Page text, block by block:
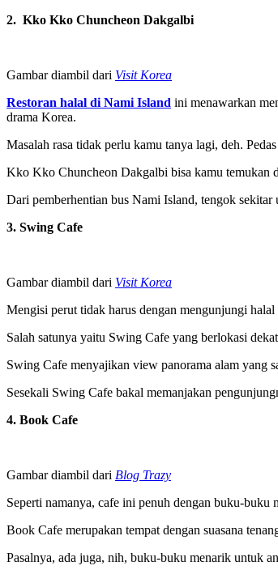
2. Kko Kko Chuncheon Dakgalbi
Gambar diambil dari Visit Korea
Restoran halal di Nami Island ini menawarkan
drama Korea.
Masalah rasa tidak perlu kamu tanya lagi, deh.
Kko Kko Chuncheon Dakgalbi bisa kamu temukan
Dari pemberhentian bus Nami Island, tengok
3. Swing Cafe
Gambar diambil dari Visit Korea
Mengisi perut tidak harus dengan mengunjungi
Salah satunya yaitu Swing Cafe yang berlokasi
Swing Cafe menyajikan view panorama alam yang
Sesekali Swing Cafe bakal memanjakan
4. Book Cafe
Gambar diambil dari Blog Trazy
Seperti namanya, cafe ini penuh dengan buku-
Book Cafe merupakan tempat dengan suasana
Pasalnya, ada juga, nih, buku-buku menarik untuk